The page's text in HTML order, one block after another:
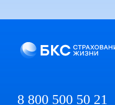
8 800 500 50 21